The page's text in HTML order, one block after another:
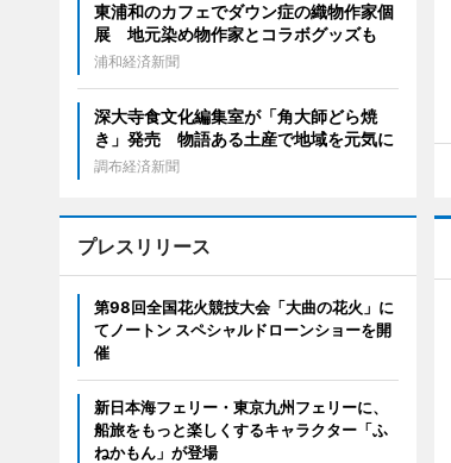
東浦和のカフェでダウン症の織物作家個
展 地元染め物作家とコラボグッズも
浦和経済新聞
深大寺食文化編集室が「角大師どら焼
き」発売 物語ある土産で地域を元気に
調布経済新聞
プレスリリース
第98回全国花火競技大会「大曲の花火」に
てノートン スペシャルドローンショーを開
催
新日本海フェリー・東京九州フェリーに、
船旅をもっと楽しくするキャラクター「ふ
ねかもん」が登場